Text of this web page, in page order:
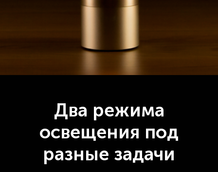
Два режима
освещения под
разные задачи